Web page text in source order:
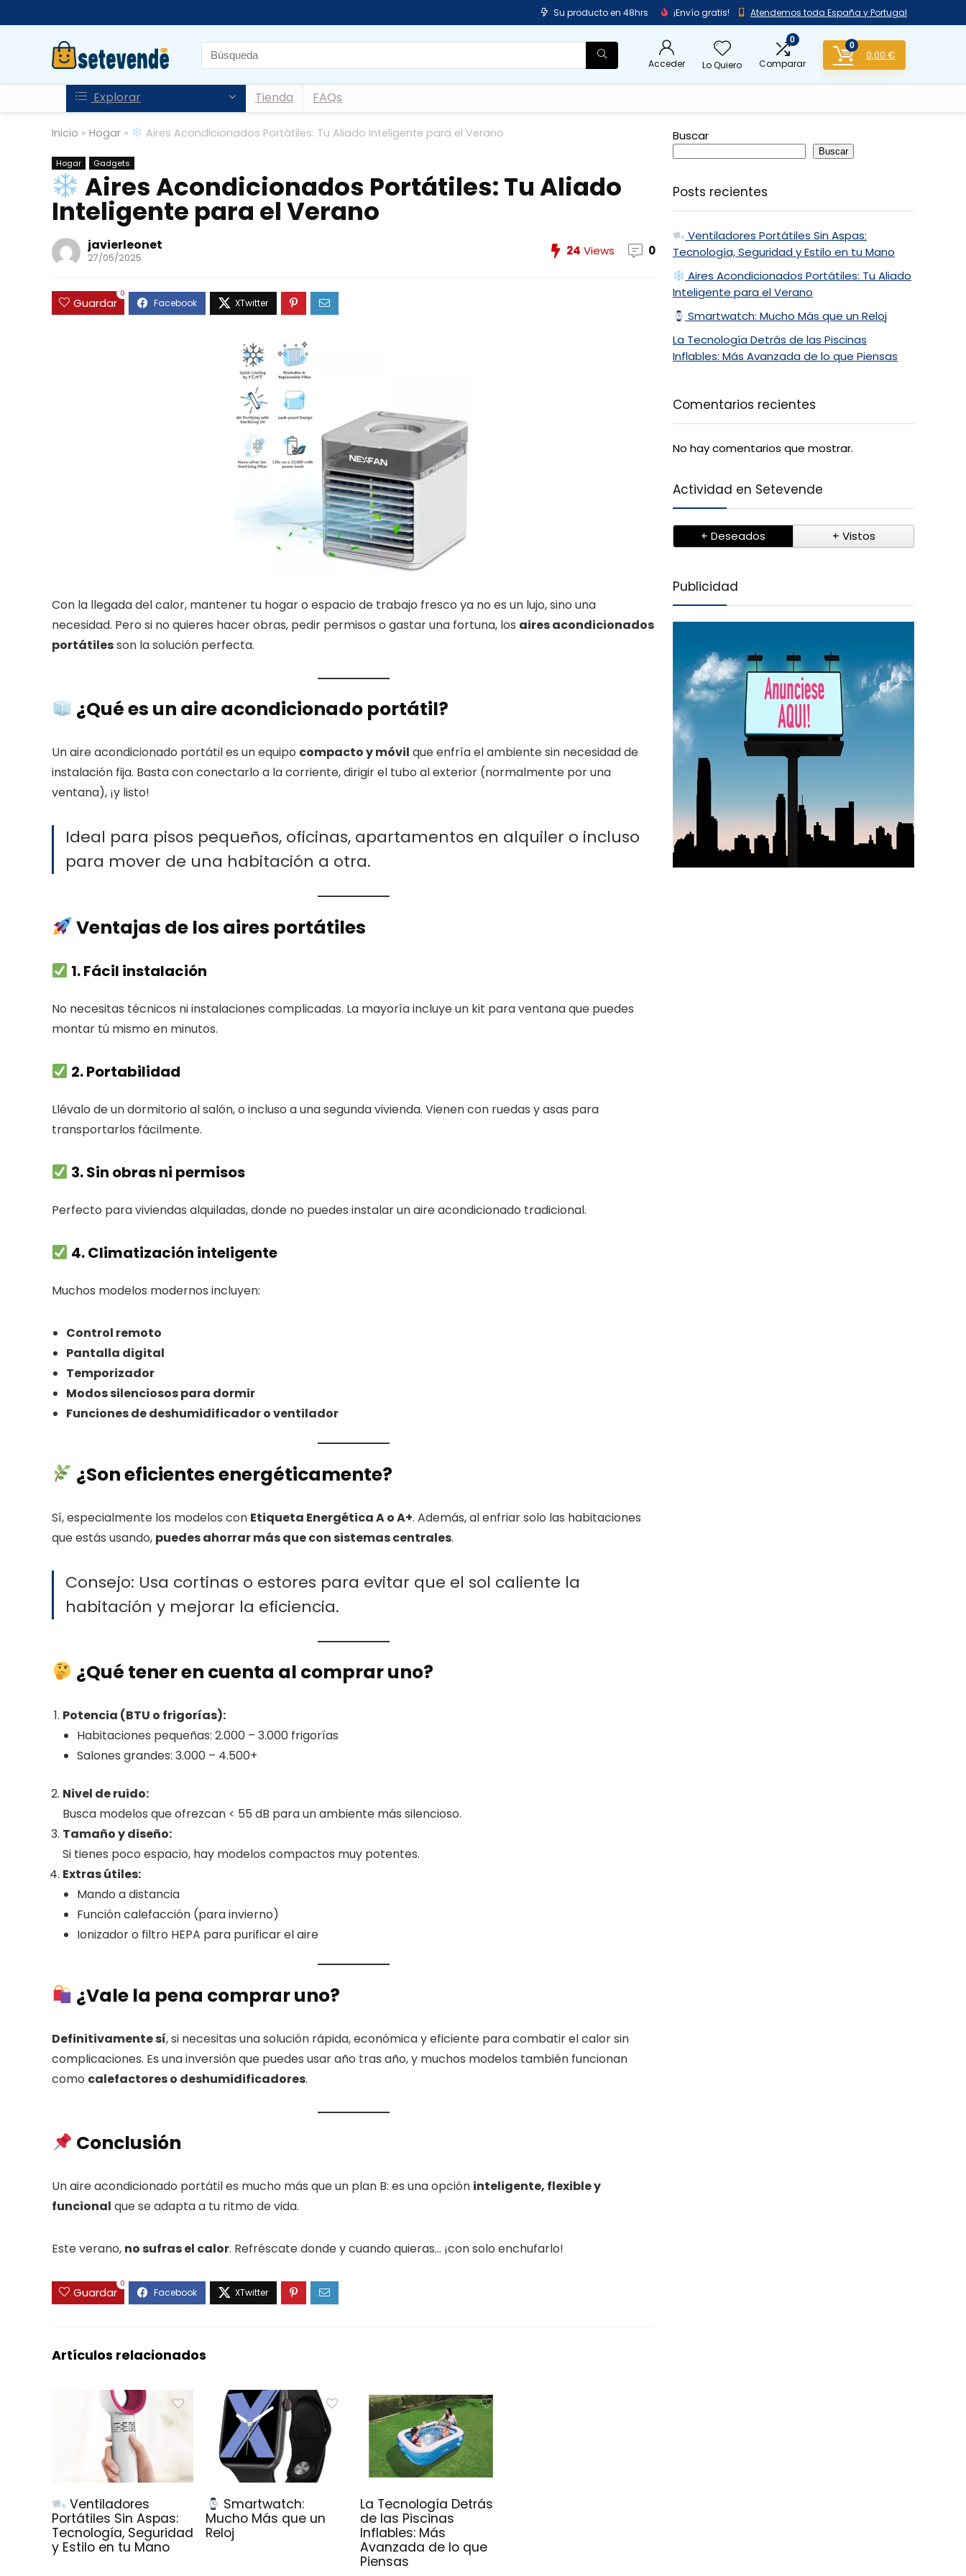
Su producto en 48hrs ¡Envío gratis! Atendemos toda España y Portugal
Acceder Lo Quiero
0
Comparar
0
0,00 €
Explorar Tienda FAQs
Inicio » Hogar » Aires Acondicionados Portátiles: Tu Aliado Inteligente para el Verano
Hogar Gadgets
Aires Acondicionados Portátiles: Tu Aliado
Inteligente para el Verano
javierleonet
27/05/2025 24 Views 0
Guardar
0
Con la llegada del calor, mantener tu hogar o espacio de trabajo fresco ya no es un lujo, sino una
necesidad. Pero si no quieres hacer obras, pedir permisos o gastar una fortuna, los aires acondicionados
portátilesson la solución perfecta.
¿Qué es un aire acondicionado portátil?
Un aire acondicionado portátil es un equipo compacto y móvil que enfría el ambiente sin necesidad de
instalación fija. Basta con conectarlo a la corriente, dirigir el tubo al exterior (normalmente por una
ventana), ¡y listo!
Ideal para pisos pequeños, oficinas, apartamentos en alquiler o incluso
para mover de una habitación a otra.
Ventajas de los aires portátiles
1.Fácil instalación
No necesitas técnicos ni instalaciones complicadas. La mayoría incluye un kit para ventana que puedes
montar tú mismo en minutos.
2.Portabilidad
Llévalo de un dormitorio al salón, o incluso a una segunda vivienda. Vienen con ruedas y asas para
transportarlos fácilmente.
3.Sin obras ni permisos
Perfecto para viviendas alquiladas, donde no puedes instalar un aire acondicionado tradicional.
4.Climatización inteligente
Muchos modelos modernos incluyen:
Control remoto
Pantalla digital
Temporizador
Modos silenciosos para dormir
Funciones de deshumidificador o ventilador
¿Son eficientes energéticamente?
Sí, especialmente los modelos con Etiqueta Energética A o A+. Además, al enfriar solo las habitaciones
que estás usando, puedes ahorrar más que con sistemas centrales.
Consejo: Usa cortinas o estores para evitar que el sol caliente la
habitación y mejorar la eficiencia.
¿Qué tener en cuenta al comprar uno?
Potencia (BTU o frigorías):
Habitaciones pequeñas: 2.000 – 3.000 frigorías
Salones grandes: 3.000 – 4.500+
Nivel de ruido:
Busca modelos que ofrezcan < 55 dB para un ambiente más silencioso.
Tamaño y diseño:
Si tienes poco espacio, hay modelos compactos muy potentes.
Extras útiles:
Mando a distancia
Función calefacción (para invierno)
Ionizador o filtro HEPA para purificar el aire
¿Vale la pena comprar uno?
Definitivamente sí, si necesitas una solución rápida, económica y eficiente para combatir el calor sin
complicaciones. Es una inversión que puedes usar año tras año, y muchos modelos también funcionan
como calefactores o deshumidificadores.
Conclusión
Un aire acondicionado portátil es mucho más que un plan B: es una opción inteligente, flexible y
funcional que se adapta a tu ritmo de vida.
Este verano, no sufras el calor. Refréscate donde y cuando quieras… ¡con solo enchufarlo!
Guardar
0
Artículos relacionados
Ventiladores
Portátiles Sin Aspas:
Tecnología, Seguridad
y Estilo en tu Mano
Smartwatch:
Mucho Más que un
Reloj
La Tecnología Detrás
de las Piscinas
Inflables: Más
Avanzada de lo que
Piensas
Buscar
Buscar
Posts recientes
Ventiladores Portátiles Sin Aspas:
Tecnología, Seguridad y Estilo en tu Mano
Aires Acondicionados Portátiles: Tu Aliado
Inteligente para el Verano
Smartwatch: Mucho Más que un Reloj
La Tecnología Detrás de las Piscinas
Inflables: Más Avanzada de lo que Piensas
Comentarios recientes
No hay comentarios que mostrar.
Actividad en Setevende
+ Deseados + Vistos
Publicidad